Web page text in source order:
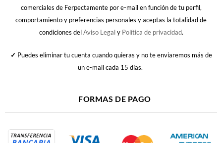
comerciales de Ferpectamente por e-mail en función de tu perfil,
comportamiento y preferencias personales y aceptas la totalidad de
condiciones delAviso Legaly Política de privacidad.
✓ Puedes eliminar tu cuenta cuando quieras y no te enviaremos más de
un e-mail cada 15 días.
FORMAS DE PAGO